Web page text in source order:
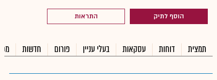
הוסף לתיק התראות
תמצית דוחות עסקאות בעלי עניין פורום חדשות